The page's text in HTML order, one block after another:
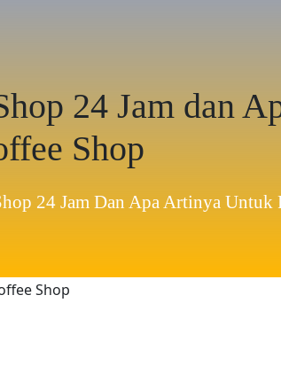
24 Jam dan
Shop
24 Jam Dan Apa Artinya Untuk